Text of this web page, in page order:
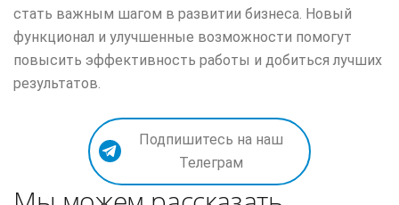
стать важным шагом в развитии бизнеса. Новый
функционал и улучшенные возможности помогут
повысить эффективность работы и добиться лучших
результатов.
Подпишитесь на наш
Телеграм